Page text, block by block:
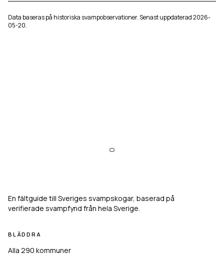
Data baseras på historiska svampobservationer. Senast uppdaterad2026-
05-20.
En fältguide till Sveriges svampskogar, baserad på
verifierade svampfynd från hela Sverige.
BLÄDDRA
Alla 290 kommuner